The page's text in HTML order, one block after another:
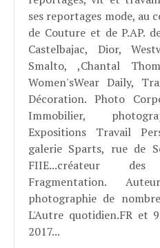
ses reportages mode, au
de Couture et de P.AP.
Castelbajac, Dior,
Smalto, ,Chantal
Women'sWear Daily,
Décoration. Photo
Immobilier,
Expositions Travail
galerie Sparts, rue de
FIIE...créateur
Fragmentation.
photographie de
L'Autre quotidien.FR et
2017...